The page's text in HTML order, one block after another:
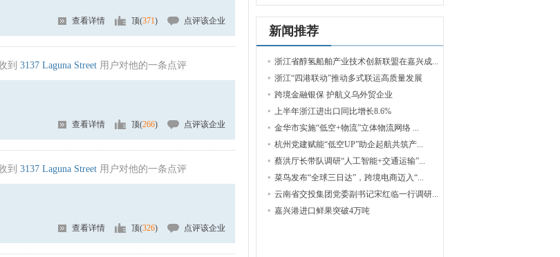
查看详情 顶(371) 点评该企业
到 3137 Laguna Street 用户对他的一条点评
查看详情 顶(266) 点评该企业
到 3137 Laguna Street 用户对他的一条点评
查看详情 顶(326) 点评该企业
新闻推荐
浙江省醇氢船舶产业技术创新联盟在嘉兴成...
浙江“四港联动”推动多式联运高质量发展
跨境金融银保 护航义乌外贸企业
上半年浙江进出口同比增长8.6%
金华市实施“低空+物流”立体物流网络 ...
杭州党建赋能“低空UP”助企起航共筑产...
蔡洪厅长带队调研“人工智能+交通运输”...
菜鸟发布“全球三日达”，跨境电商迈入“...
云南省交投集团党委副书记宋红临一行调研...
嘉兴港进口鲜果突破4万吨